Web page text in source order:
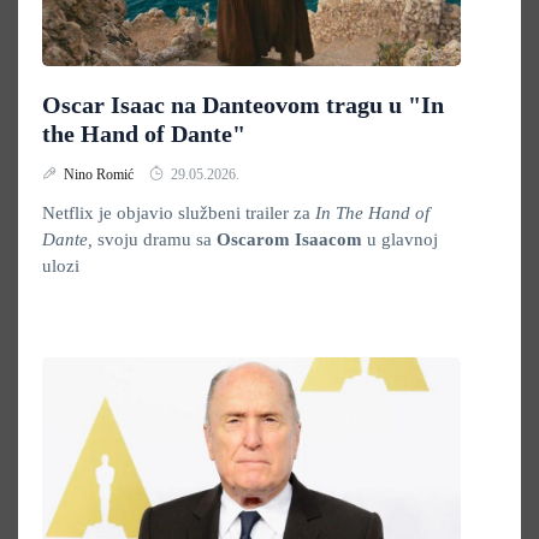
Oscar Isaac na Danteovom tragu u "In
the Hand of Dante"
Nino Romić 29.05.2026.
Netflix je objavio službeni trailer za In The Hand of
Dante, svoju dramu sa Oscarom Isaacom u glavnoj
ulozi